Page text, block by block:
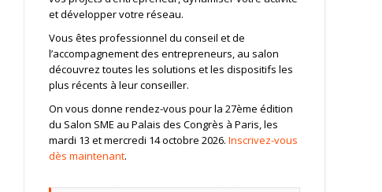
et développer votre réseau.
Vous êtes professionnel du conseil et de
l’accompagnement des entrepreneurs, au salon
découvrez toutes les solutions et les dispositifs les
plus récents à leur conseiller.
On vous donne rendez-vous pour la 27ème édition
du Salon SME au Palais des Congrès à Paris, les
mardi 13 et mercredi 14 octobre 2026.Inscrivez-vous
dès maintenant.